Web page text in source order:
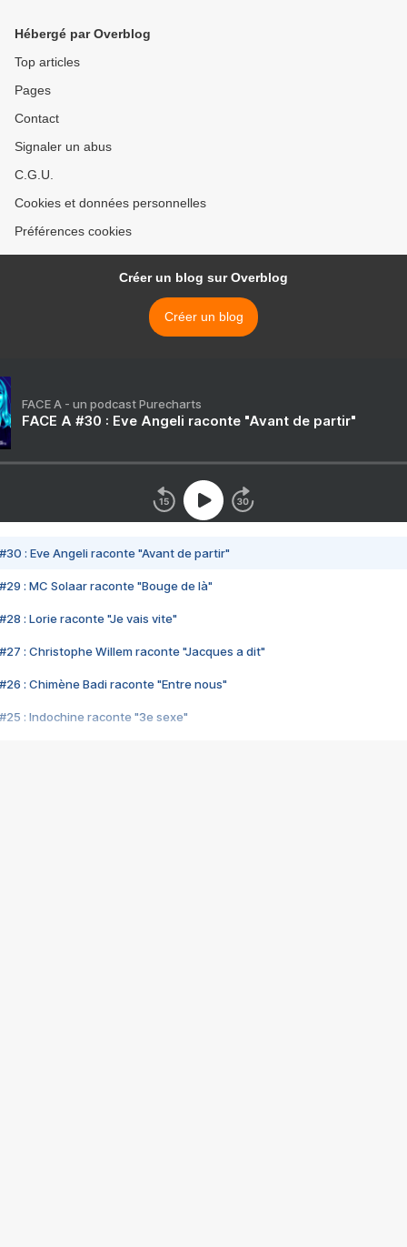
Hébergé par Overblog
Top articles
Pages
Contact
Signaler un abus
C.G.U.
Cookies et données personnelles
Préférences cookies
Créer un blog sur Overblog
Créer un blog
FACE A - un podcast Purecharts
FACE A #30 : Eve Angeli raconte "Avant de partir"
#30 : Eve Angeli raconte "Avant de partir"
#29 : MC Solaar raconte "Bouge de là"
#28 : Lorie raconte "Je vais vite"
#27 : Christophe Willem raconte "Jacques a dit"
#26 : Chimène Badi raconte "Entre nous"
#25 : Indochine raconte "3e sexe"